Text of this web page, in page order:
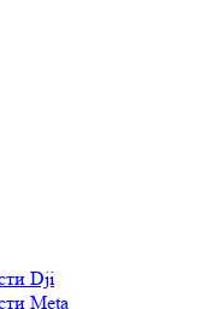
Dji
Meta